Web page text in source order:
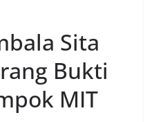
Sita
Bukti
MIT